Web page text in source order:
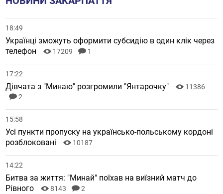
18:49
Українці зможуть оформити субсидію в один клік через
телефон
17209 1
17:22
Дівчата з "Минаю" розгромили "Янтарочку"
11386
2
15:58
Усі пункти пропуску на українсько-польському кордоні
розблоковані
10187
14:22
Битва за життя: "Минай" поїхав на виїзний матч до
Рівного
8143 2